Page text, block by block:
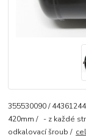
355530090 /
420mm / - z každé
odkalovací šroub /